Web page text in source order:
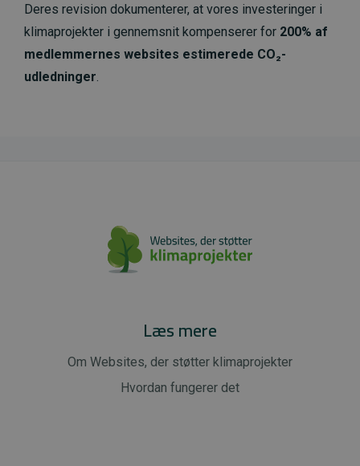
Deres revision dokumenterer, at vores investeringer i
klimaprojekter i gennemsnit kompenserer for 200% af
medlemmernes websites estimerede CO₂-
udledninger.
Læs mere
Om Websites, der støtter klimaprojekter
Hvordan fungerer det